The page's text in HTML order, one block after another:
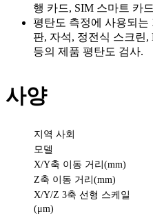
행 카드, SIM 스마트 카
평탄도 측정에 사용되는
판, 자석, 정전식 스크린,
등의 제품 평탄도 검사.
사양
지역 사회
모델
X/Y축 이동 거리(mm)
Z축 이동 거리(mm)
X/Y/Z 3축 선형 스케일
(μm)